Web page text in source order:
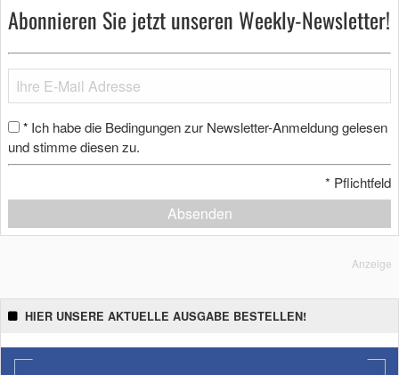
Abonnieren Sie jetzt unseren Weekly-Newsletter!
* Ich habe die Bedingungen zur Newsletter-Anmeldung gelesen
und stimme diesen zu.
* Pflichtfeld
Absenden
Anzeige
HIER UNSERE AKTUELLE AUSGABE BESTELLEN!